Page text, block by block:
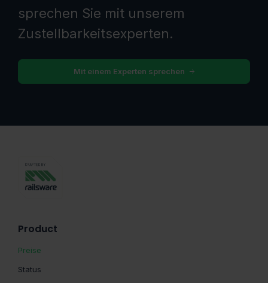
sprechen Sie mit unserem
Zustellbarkeitsexperten.
Mit einem Experten sprechen
Product
Preise
Status